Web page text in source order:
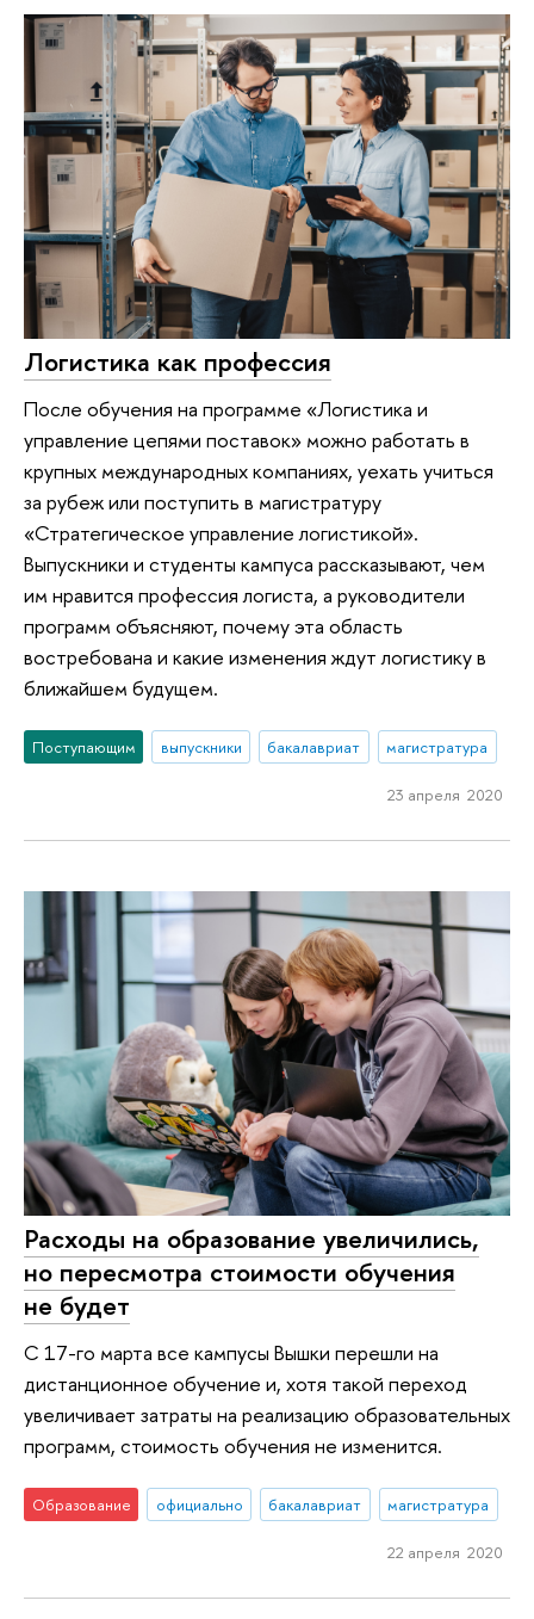
Логистика как профессия
После обучения на программе «Логистика и
управление цепями поставок» можно работать в
крупных международных компаниях, уехать учиться
за рубеж или поступить в магистратуру
«Стратегическое управление логистикой».
Выпускники и студенты кампуса рассказывают, чем
им нравится профессия логиста, а руководители
программ объясняют, почему эта область
востребована и какие изменения ждут логистику в
ближайшем будущем.
Поступающим выпускники бакалавриат магистратура
23 апреля 2020
Расходы на образование увеличились,
но пересмотра стоимости обучения
не будет
С 17-го марта все кампусы Вышки перешли на
дистанционное обучение и, хотя такой переход
увеличивает затраты на реализацию образовательных
программ, стоимость обучения не изменится.
Образование официально бакалавриат магистратура
22 апреля 2020